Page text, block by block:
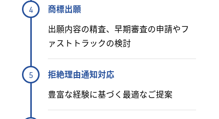
4
商標出願
出願内容の精査、早期審査の申請やフ
ァストトラックの検討
5
拒絶理由通知対応
豊富な経験に基づく最適なご提案